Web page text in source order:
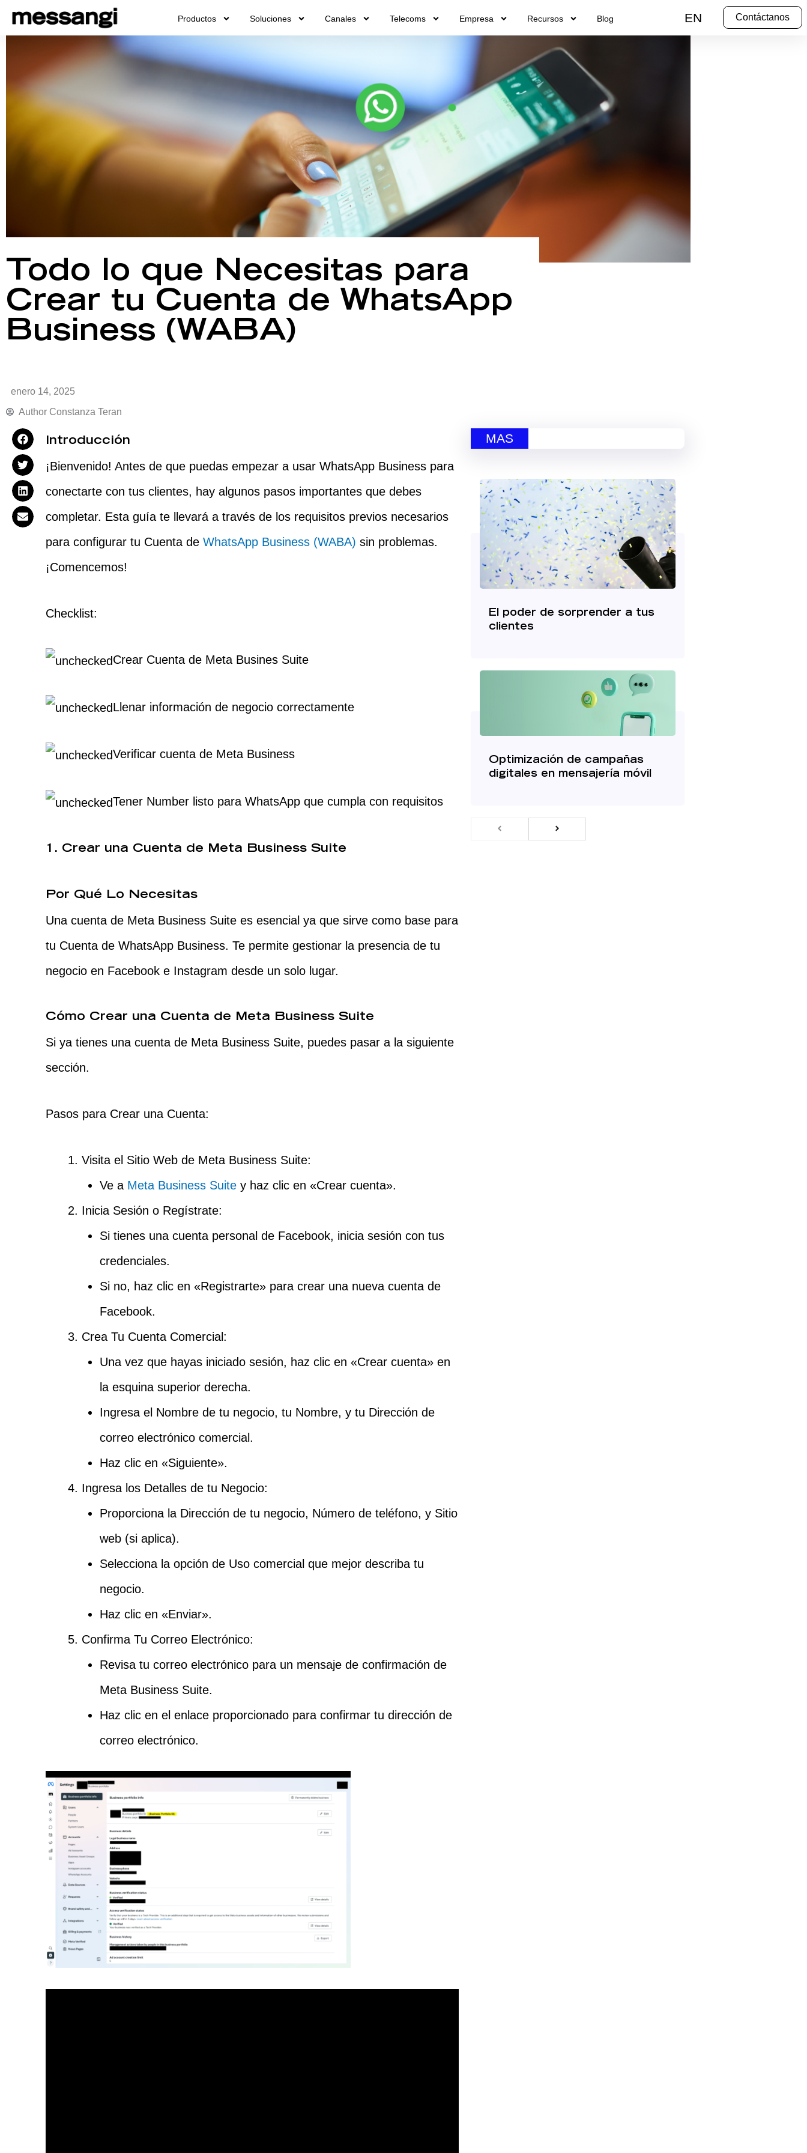
Productos Soluciones Canales Telecoms Empresa Recursos Blog EN Contáctanos
Todo lo que Necesitas para
Crear tu Cuenta de WhatsApp
Business (WABA)
enero 14, 2025
Author Constanza Teran
Introducción
¡Bienvenido! Antes de que puedas empezar a usar WhatsApp Business para
conectarte con tus clientes, hay algunos pasos importantes que debes
completar. Esta guía te llevará a través de los requisitos previos necesarios
para configurar tu Cuenta deWhatsApp Business (WABA)sin problemas.
¡Comencemos!
Checklist:
Crear Cuenta de Meta Busines Suite
Llenar información de negocio correctamente
Verificar cuenta de Meta Business
Tener Number listo para WhatsApp que cumpla con requisitos
1. Crear una Cuenta de Meta Business Suite
Por Qué Lo Necesitas
Una cuenta de Meta Business Suite es esencial ya que sirve como base para
tu Cuenta de WhatsApp Business. Te permite gestionar la presencia de tu
negocio en Facebook e Instagram desde un solo lugar.
Cómo Crear una Cuenta de Meta Business Suite
Si ya tienes una cuenta de Meta Business Suite, puedes pasar a la siguiente
sección.
Pasos para Crear una Cuenta:
Visita el Sitio Web de Meta Business Suite:
Ve a Meta Business Suite y haz clic en «Crear cuenta».
Inicia Sesión o Regístrate:
Si tienes una cuenta personal de Facebook, inicia sesión con tus
credenciales.
Si no, haz clic en «Registrarte» para crear una nueva cuenta de
Facebook.
Crea Tu Cuenta Comercial:
Una vez que hayas iniciado sesión, haz clic en «Crear cuenta» en
la esquina superior derecha.
Ingresa el Nombre de tu negocio, tu Nombre, y tu Dirección de
correo electrónico comercial.
Haz clic en «Siguiente».
Ingresa los Detalles de tu Negocio:
Proporciona la Dirección de tu negocio, Número de teléfono, y Sitio
web (si aplica).
Selecciona la opción de Uso comercial que mejor describa tu
negocio.
Haz clic en «Enviar».
Confirma Tu Correo Electrónico:
Revisa tu correo electrónico para un mensaje de confirmación de
Meta Business Suite.
Haz clic en el enlace proporcionado para confirmar tu dirección de
correo electrónico.
MAS
El poder de sorprender a tus
clientes
Optimización de campañas
digitales en mensajería móvil